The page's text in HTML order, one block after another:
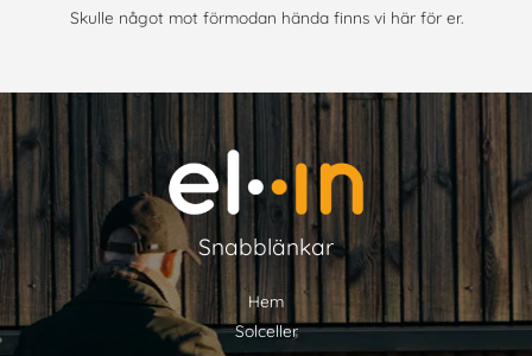
Skulle något mot förmodan hända finns vi här för er.
Snabblänkar
Hem
Solceller